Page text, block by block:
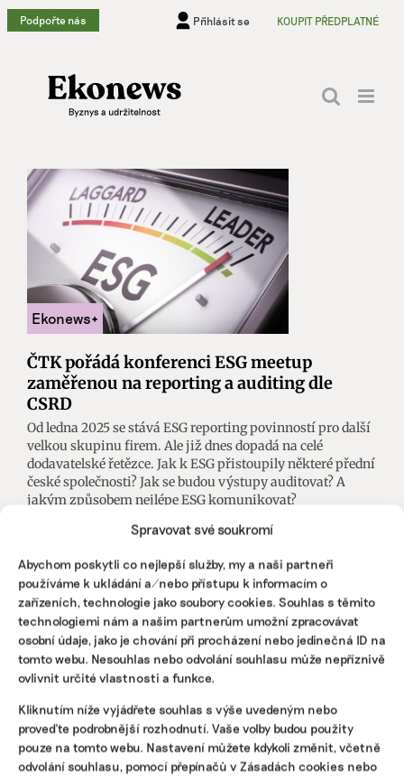
Spravovat své soukromí
Abychom poskytli co nejlepší služby, my a naši partneři
používáme k ukládání a/nebo přístupu k informacím o
zařízeních, technologie jako soubory cookies. Souhlas s těmito
technologiemi nám a našim partnerům umožní zpracovávat
osobní údaje, jako je chování při procházení nebo jedinečná ID na
tomto webu. Nesouhlas nebo odvolání souhlasu může nepříznivě
ovlivnit určité vlastnosti a funkce.
Kliknutím níže vyjádřete souhlas s výše uvedeným nebo
proveďte podrobnější rozhodnutí. Vaše volby budou použity
pouze na tomto webu. Nastavení můžete kdykoli změnit, včetně
odvolání souhlasu, pomocí přepínačů v Zásadách cookies nebo
Přeskočit
na
Podpořte nás Přihlásit se KOUPIT PŘEDPLATNÉ
ČTK pořádá konferenci ESG meetup
zaměřenou na reporting a auditing dle
CSRD
Od ledna 2025 se stává ESG reporting povinností pro další
velkou skupinu firem. Ale již dnes dopadá na celé
dodavatelské řetězce. Jak k ESG přistoupily některé přední
české společnosti? Jak se budou výstupy auditovat? A
jakým způsobem nejlépe ESG komunikovat?
ESG